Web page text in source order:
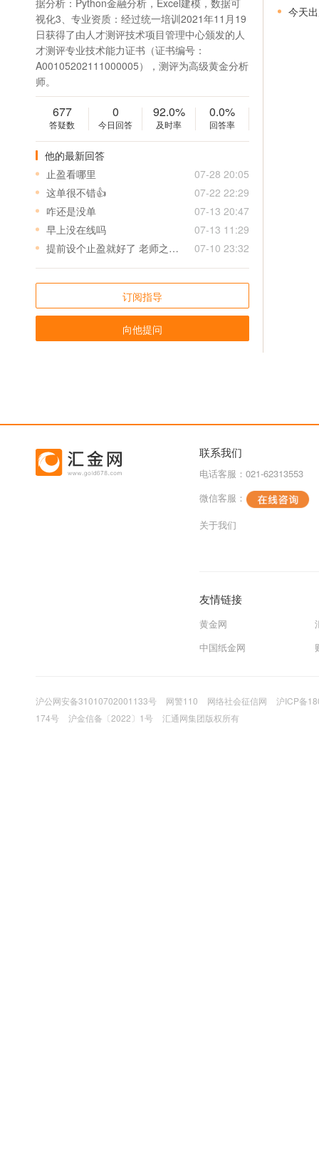
据分析：Python金融分析，Excel建模，数据可
视化3、专业资质：经过统一培训2021年11月19
日获得了由人才测评技术项目管理中心颁发的人
才测评专业技术能力证书（证书编号：
A00105202111000005），测评为高级黄金分析
师。
677
答疑数
0
今日回答
92.0%
及时率
0.0%
回答率
他的最新回答
止盈看哪里
07-28 20:05
这单很不错👍
07-22 22:29
咋还是没单
07-13 20:47
早上没在线吗
07-13 11:29
提前设个止盈就好了 老师之后给单可以先给个止盈 特别是美盘 真是来不及
07-10 23:32
订阅指导
向他提问
今天
联系我们
电话客服：021-62313553
微信客服：
关于我们
友情链接
黄金网
中国纸金网
沪公网安备31010702001133号 网警110 网络社会征信网
沪ICP备
174号
沪金信备〔2022〕1号 汇通网集团版权所有